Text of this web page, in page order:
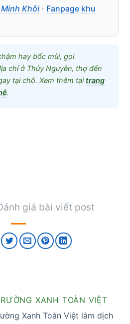
Khôi · Fanpage khu
hay bốc mùi, gọi
chỉ ở Thủy Nguyên, thợ đến
tại chỗ. Xem thêm tại trang
.
giá bài viết post
XANH TOÀN VIỆT
Xanh Toàn Việt làm dịch